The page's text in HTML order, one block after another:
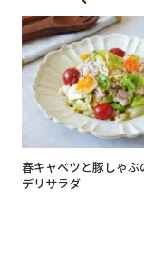
春キャベツと豚しゃぶ
デリサラダ